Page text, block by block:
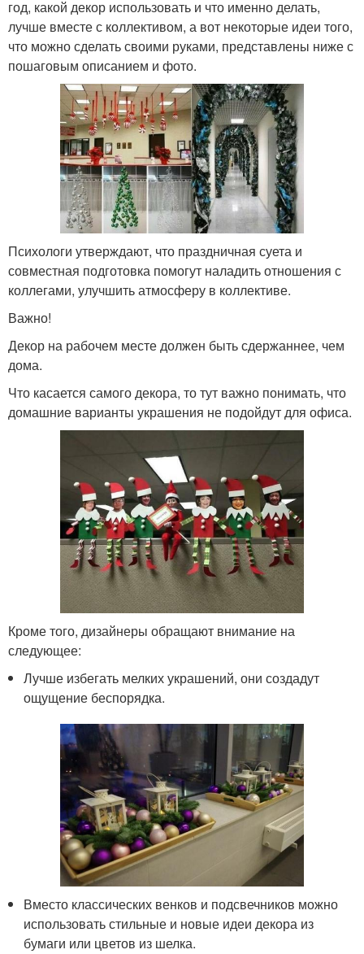
год, какой декор использовать и что именно делать,
лучше вместе с коллективом, а вот некоторые идеи того,
что можно сделать своими руками, представлены ниже с
пошаговым описанием и фото.
Психологи утверждают, что праздничная суета и
совместная подготовка помогут наладить отношения с
коллегами, улучшить атмосферу в коллективе.
Важно!
Декор на рабочем месте должен быть сдержаннее, чем
дома.
Что касается самого декора, то тут важно понимать, что
домашние варианты украшения не подойдут для офиса.
Кроме того, дизайнеры обращают внимание на
следующее:
Лучше избегать мелких украшений, они создадут
ощущение беспорядка.
Вместо классических венков и подсвечников можно
использовать стильные и новые идеи декора из
бумаги или цветов из шелка.